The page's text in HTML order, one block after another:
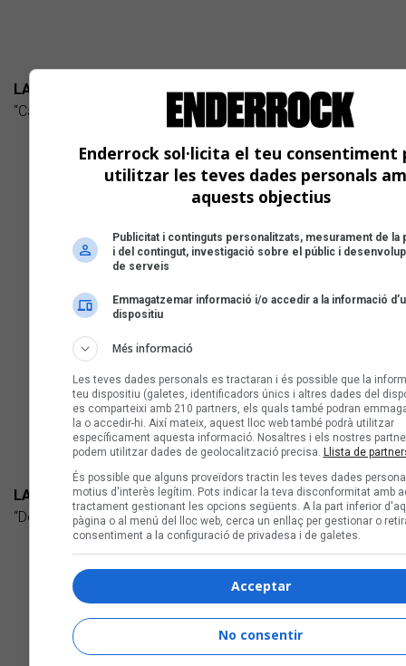
LA DONA DEL SAC + LES ANXOVETES
“Carta als Reis” (autoeditat) Infantil-nadala
LA FULLA
“Demà serà una cançó” (Gazpatxo FestCultura) Fusió
Enderrock sol·licita el teu consentiment
utilitzar les teves dades personals
aquests objectius
Publicitat i continguts personalitzats, mesurament de la
i del contingut, investigació sobre el públic i
de serveis
Emmagatzemar informació i/o accedir a la informació
dispositiu
Més informació
Les teves dades personals es tractaran i és possible que la
teu dispositiu (galetes, identificadors únics i altres dades del
es comparteixi amb 210 partners, els quals també podran
la o accedir-hi. Així mateix, aquest lloc web també podrà utilitzar
específicament aquesta informació. Nosaltres i els nostres
podem utilitzar dades de geolocalització precisa. Llista de
És possible que alguns proveïdors tractin les teves dades
motius d'interès legítim. Pots indicar la teva disconformitat amb
tractament gestionant les opcions següents. A la part inferior
pàgina o al menú del lloc web, cerca un enllaç per gestionar o
consentiment a la configuració de privadesa i de galetes.
Acceptar
No consentir